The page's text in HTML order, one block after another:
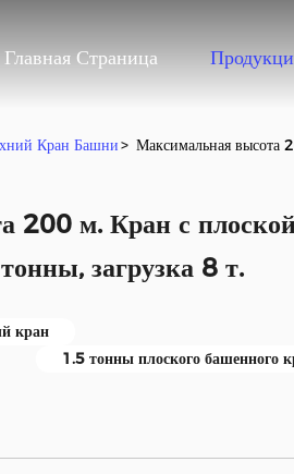
Главная Страница
Кран Башни> Максимальная высота
200 м. Кран с
загрузка 8 т.
кран
1.5 тонны плоского башенного